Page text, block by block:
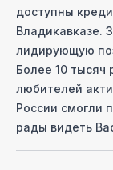
доступны
Владикавказе.
лидирующую
Более 10 тысяч
любителей
России смогли
рады видеть